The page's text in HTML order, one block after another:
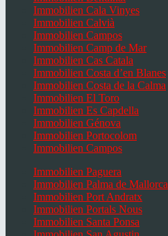
Immobilien Cala Vinyes
Immobilien Calvià
Immobilien Campos
Immobilien Camp de Mar
Immobilien Cas Catala
Immobilien Costa d’en Blanes
Immobilien Costa de la Calma
Immobilien El Toro
Immobilien Es Capdella
Immobilien Génova
Immobilien Portocolom
Immobilien Campos
Immobilien Paguera
Immobilien Palma de Mallorca
Immobilien Port Andratx
Immobilien Portals Nous
Immobilien Santa Ponsa